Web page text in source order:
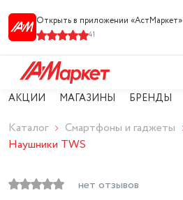
Открыть в приложении «АстМарке‪т‬»
41
АКЦИИ МАГАЗИНЫ БРЕНДЫ
Каталог Смартфоны и гаджеты
Наушники TWS
нет отзывов